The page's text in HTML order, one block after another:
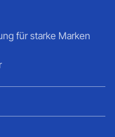
für starke Marken